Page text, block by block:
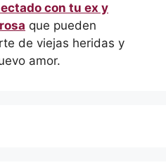
con tu ex y
que pueden
de viejas heridas y
amor.